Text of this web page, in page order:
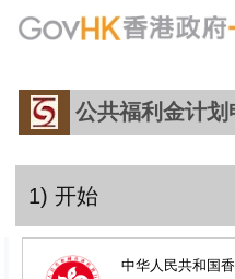
公共福利金计划
1) 开始
中华人民共和国